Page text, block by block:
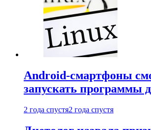
Android-смартфоны
запускать программы
2 года спустя2 года спустя